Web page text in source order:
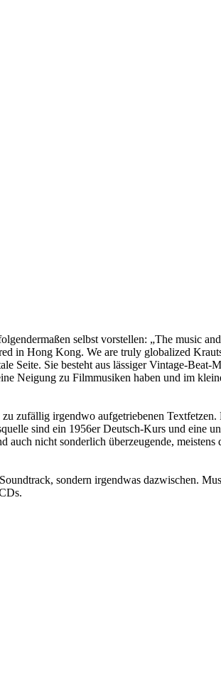
selbst vorstellen: „The music
in Hong Kong. We are truly globalized
Seite. Sie besteht aus lässiger Vintage-Beat-
Neigung zu Filmmusiken haben und im
zufällig irgendwo aufgetriebenen Textfetzen.
sind ein 1956er Deutsch-Kurs und eine
nicht sonderlich überzeugende, meistens
sondern irgendwas dazwischen.